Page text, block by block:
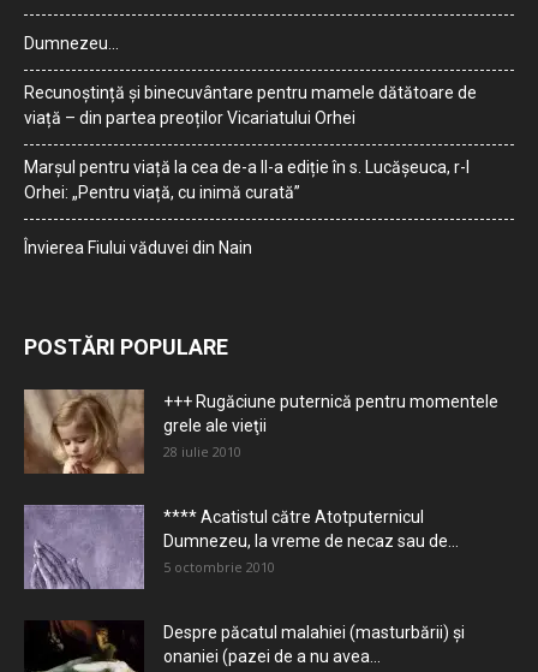
Dumnezeu…
Recunoștință și binecuvântare pentru mamele dătătoare de
viață – din partea preoților Vicariatului Orhei
Marșul pentru viață la cea de-a II-a ediție în s. Lucășeuca, r-l
Orhei: „Pentru viață, cu inimă curată”
Învierea Fiului văduvei din Nain
POSTĂRI POPULARE
+++ Rugăciune puternică pentru momentele
grele ale vieţii
28 iulie 2010
**** Acatistul către Atotputernicul
Dumnezeu, la vreme de necaz sau de...
5 octombrie 2010
Despre păcatul malahiei (masturbării) şi
onaniei (pazei de a nu avea...